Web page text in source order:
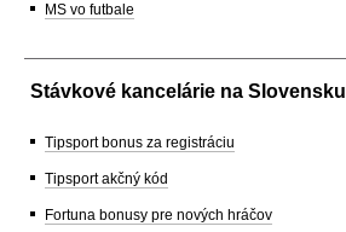
MS vo futbale
Stávkové kancelárie na Slovensku
Tipsport bonus za registráciu
Tipsport akčný kód
Fortuna bonusy pre nových hráčov